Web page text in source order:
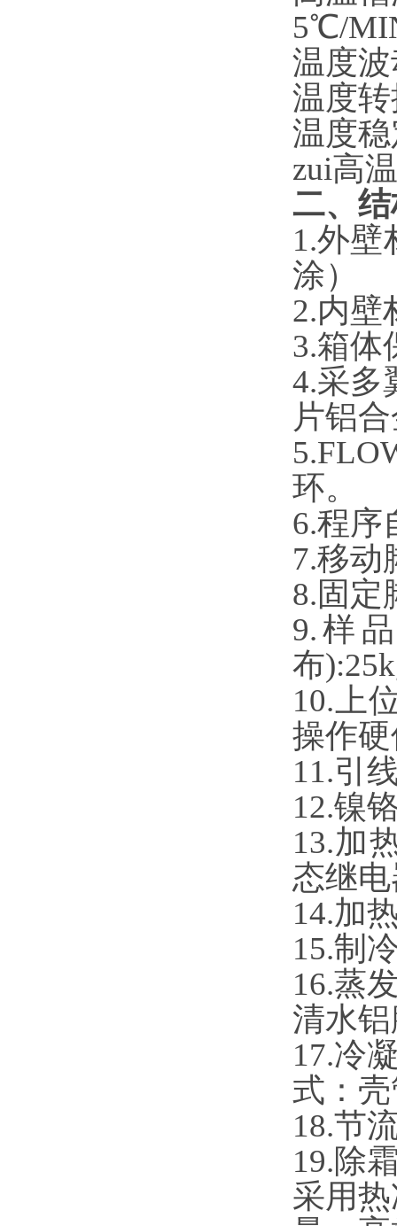
5℃/
温度
温度
温度
zui高
二、
1.外壁
涂）
2.内壁
3.箱体
4.采多
片铝
环。
6.程序
7.移动
8.固定
9.样
布
10. 上
操作
11.引
12.镍
13.加
态继
14.加
15.制
16.蒸
清水
17.冷
式：
18.节
19.除
采用